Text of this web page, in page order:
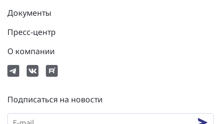
Документы
Пресс-центр
О компании
Подписаться на новости